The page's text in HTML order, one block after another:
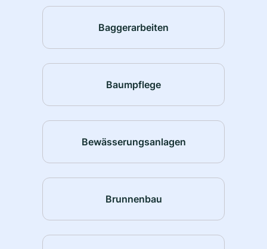
Baggerarbeiten
Baumpflege
Bewässerungsanlagen
Brunnenbau